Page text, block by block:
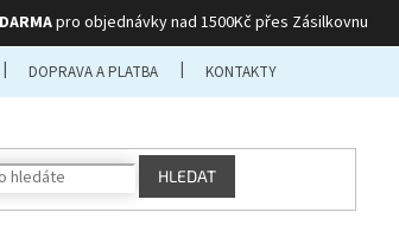
pro objednávky nad 1500Kč přes Zásilkovnu
DOPRAVA A PLATBA KONTAKTY
HLEDAT